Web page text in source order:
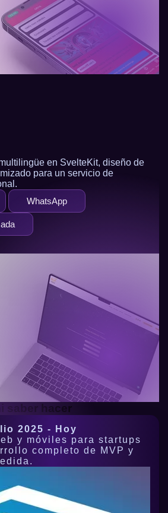
en SvelteKit, diseño de
para un servicio de
WhatsApp
saber hacer
2025 - Hoy
y móviles para startups
completo de MVP y